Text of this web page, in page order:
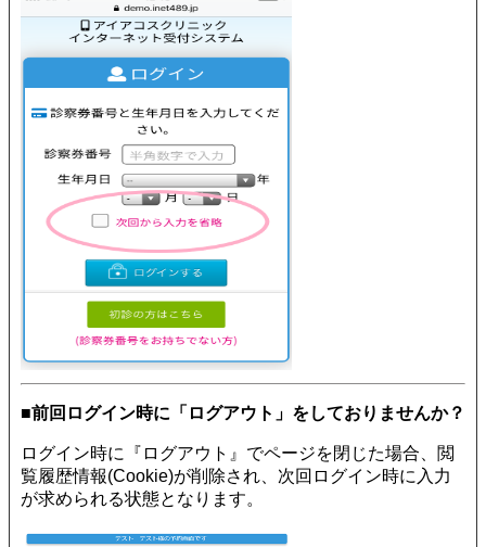
■前回ログイン時に「ログアウト」をしておりませんか？
ログイン時に『ログアウト』でページを閉じた場合、閲
覧履歴情報(Cookie)が削除され、次回ログイン時に入力
が求められる状態となります。